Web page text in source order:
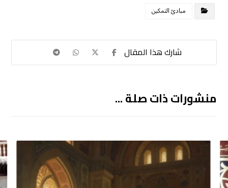
مبادئ التمكين
منشورات ذات صلة ...